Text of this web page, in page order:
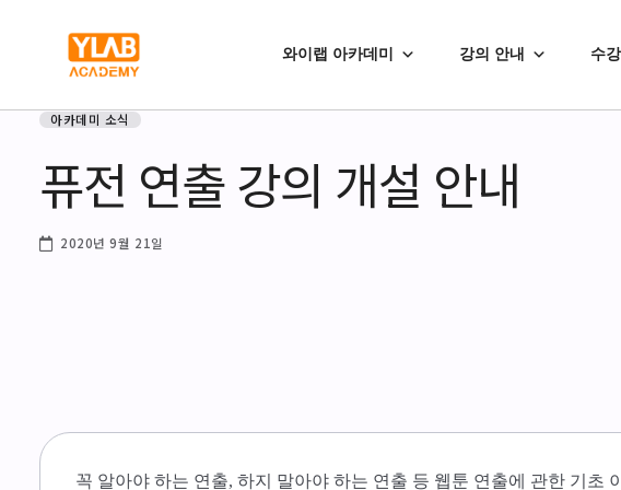
와이랩 아카데미 강의 안내 수
아카데미 소식
퓨전 연출 강의 개설 안내
2020년 9월 21일
꼭 알아야 하는 연출, 하지 말아야 하는 연출 등 웹툰 연출에 관한 기초